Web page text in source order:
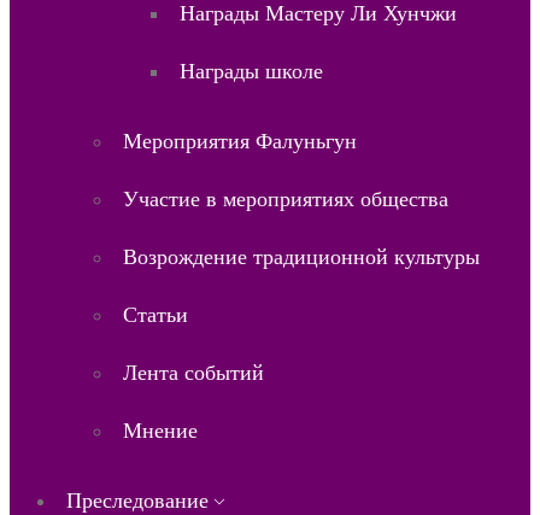
Награды Мастеру Ли Хунчжи
Награды школе
Мероприятия Фалуньгун
Участие в мероприятиях общества
Возрождение традиционной культуры
Статьи
Лента событий
Мнение
Преследование